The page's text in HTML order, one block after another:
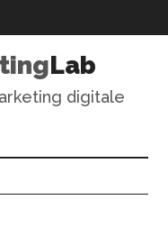
Lab
digitale